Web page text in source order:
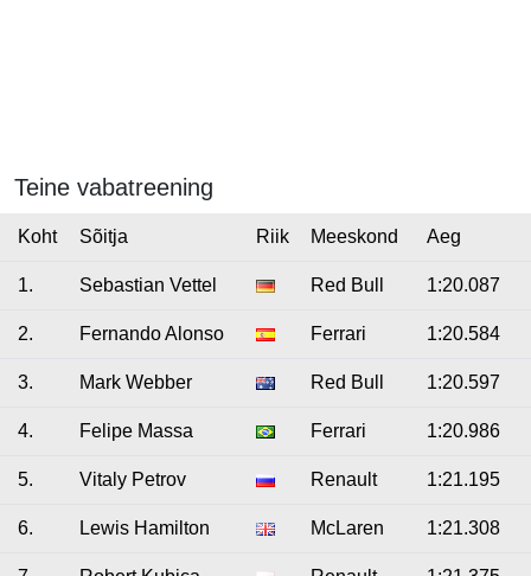
Teine vabatreening
Koht Sõitja Riik Meeskond Aeg
1. Sebastian Vettel Red Bull 1:20.087
2. Fernando Alonso Ferrari 1:20.584
3. Mark Webber Red Bull 1:20.597
4. Felipe Massa Ferrari 1:20.986
5. Vitaly Petrov Renault 1:21.195
6. Lewis Hamilton McLaren 1:21.308